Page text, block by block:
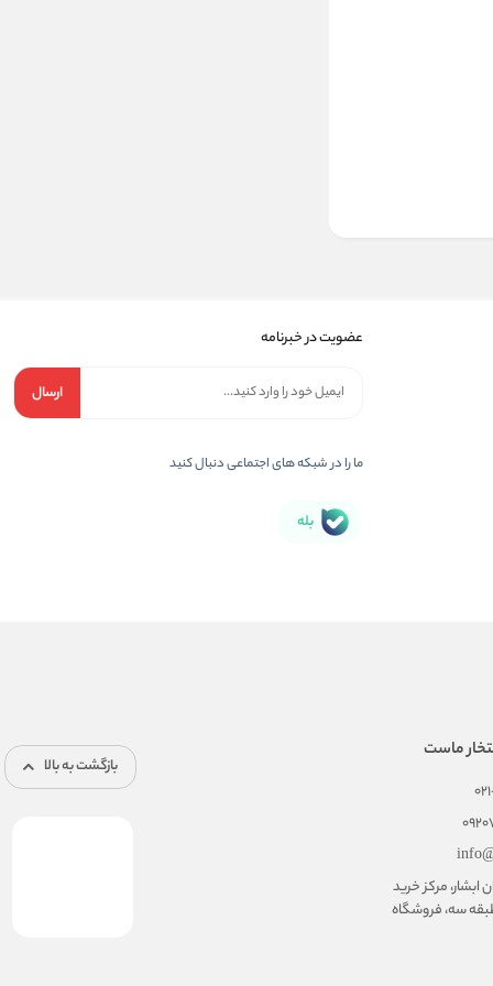
عضویت در خبرنامه
ارسال
ما را در شبکه های اجتماعی دنبال کنید
بله
ماست
مرکز خرید
سه، فروشگاه
بازگشت به بالا